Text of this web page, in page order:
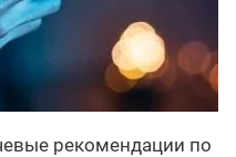
рекомендации по